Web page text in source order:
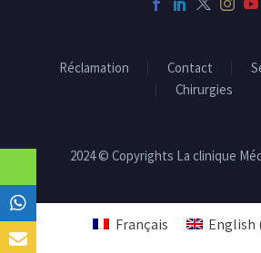
Réclamation Contact
Chirurgies
2024 © Copyrights La clinique
Français English